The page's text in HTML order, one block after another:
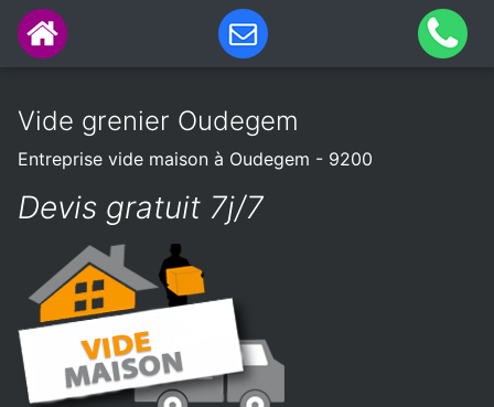
Vide grenier Oudegem
Entreprise vide maison à Oudegem - 9200
Devis gratuit 7j/7